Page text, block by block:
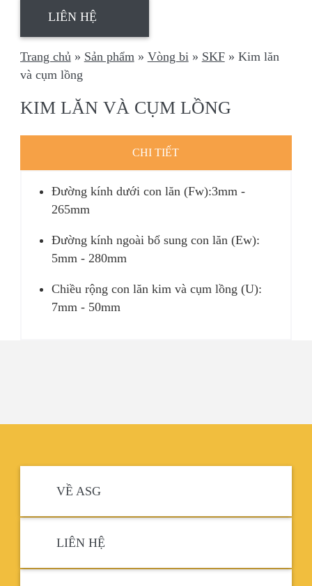
LIÊN HỆ
Trang chủ» Sản phẩm» Vòng bi» SKF» Kim lăn
và cụm lồng
KIM LĂN VÀ CỤM LỒNG
CHI TIẾT
Đường kính dưới con lăn (Fw):3mm -
265mm
Đường kính ngoài bổ sung con lăn (Ew):
5mm - 280mm
Chiều rộng con lăn kim và cụm lồng (U):
7mm - 50mm
VỀ ASG
LIÊN HỆ